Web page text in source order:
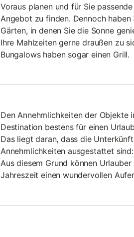
Voraus planen und für Sie
Angebot zu finden. Dennoch
Gärten, in denen Sie die Sonne
Ihre Mahlzeiten gerne draußen zu
Bungalows haben sogar einen Grill.
Den Annehmlichkeiten der Objekte
Destination bestens für einen
Das liegt daran, dass die
Annehmlichkeiten ausgestattet
Aus diesem Grund können
Jahreszeit einen wundervollen